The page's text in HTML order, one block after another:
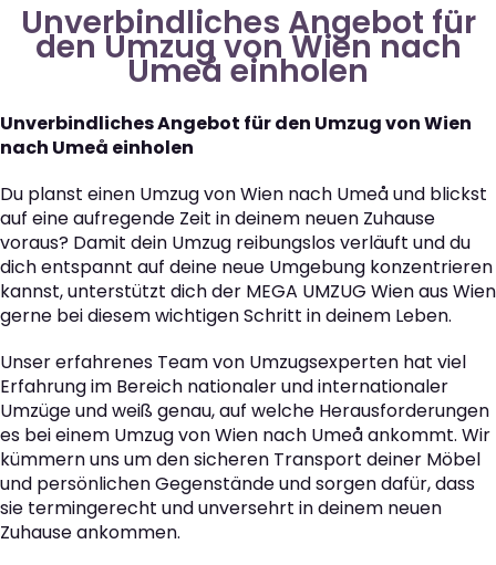
Unverbindliches Angebot für
den Umzug von Wien nach
Umeå einholen
Unverbindliches Angebot für den Umzug von Wien
nach Umeå einholen
Du planst einen Umzug von Wien nach Umeå und blickst
auf eine aufregende Zeit in deinem neuen Zuhause
voraus? Damit dein Umzug reibungslos verläuft und du
dich entspannt auf deine neue Umgebung konzentrieren
kannst, unterstützt dich der MEGA UMZUG Wien aus Wien
gerne bei diesem wichtigen Schritt in deinem Leben.
Unser erfahrenes Team von Umzugsexperten hat viel
Erfahrung im Bereich nationaler und internationaler
Umzüge und weiß genau, auf welche Herausforderungen
es bei einem Umzug von Wien nach Umeå ankommt. Wir
kümmern uns um den sicheren Transport deiner Möbel
und persönlichen Gegenstände und sorgen dafür, dass
sie termingerecht und unversehrt in deinem neuen
Zuhause ankommen.